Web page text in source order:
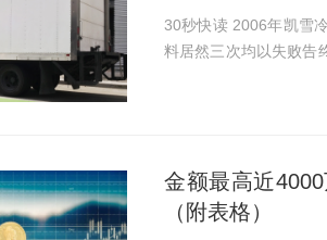
30秒快读 2006年凯雪冷链成立，2014年挂牌新三板之后就启动了IPO之路，却不
料居然三次均以失败告终。 凯雪冷链的保荐机构华金证券因违规，被暂
金额最高近
（附表格）